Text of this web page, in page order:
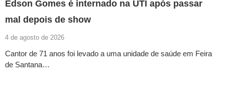
Edson Gomes é internado na UTI após passar
mal depois de show
4 de agosto de 2026
Cantor de 71 anos foi levado a uma unidade de saúde em Feira
de Santana…